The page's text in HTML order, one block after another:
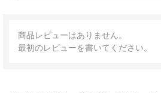
商品レビューはありません。
最初のレビューを書いてください。